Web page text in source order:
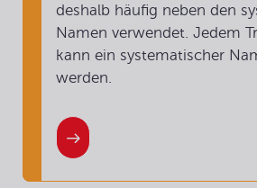
deshalb häufig neben den
Namen verwendet. Jedem
kann ein systematischer
werden.